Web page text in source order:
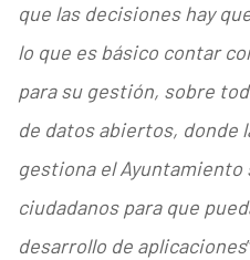
que las decisiones hay
lo que es básico contar
para su gestión, sobre
de datos abiertos, donde
gestiona el Ayuntamiento
ciudadanos para que
desarrollo de aplicaciones